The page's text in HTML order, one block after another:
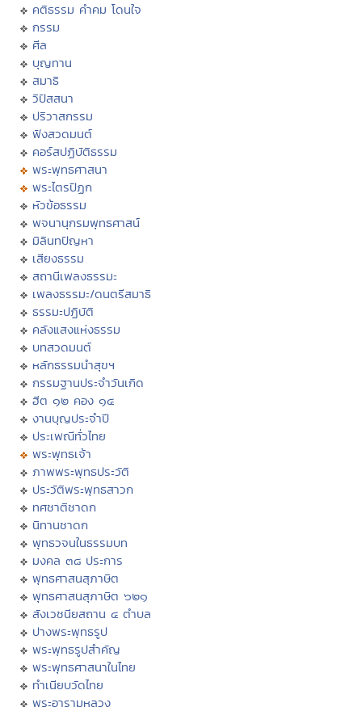
คติธรรม คำคม โดนใจ
กรรม
ศีล
บุญทาน
สมาธิ
วิปัสสนา
ปริวาสกรรม
ฟังสวดมนต์
คอร์สปฏิบัติธรรม
พระพุทธศาสนา
พระไตรปิฏก
หัวข้อธรรม
พจนานุกรมพุทธศาสน์
มิลินทปัญหา
เสียงธรรม
สถานีเพลงธรรมะ
เพลงธรรมะ/ดนตรีสมาธิ
ธรรมะปฏิบัติ
คลังแสงแห่งธรรม
บทสวดมนต์
หลักธรรมนำสุขฯ
กรรมฐานประจำวันเกิด
ฮีต ๑๒ คอง ๑๔
งานบุญประจำปี
ประเพณีทั่วไทย
พระพุทธเจ้า
ภาพพระพุทธประวัติ
ประวัติพระพุทธสาวก
ทศชาติชาดก
นิทานชาดก
พุทธวจนในธรรมบท
มงคล ๓๘ ประการ
พุทธศาสนสุภาษิต
พุทธศาสนสุภาษิต ๖๒๑
สังเวชนียสถาน ๔ ตำบล
ปางพระพุทธรูป
พระพุทธรูปสำคัญ
พระพุทธศาสนาในไทย
ทำเนียบวัดไทย
พระอารามหลวง